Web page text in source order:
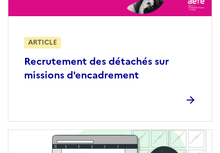
Recrutement des détachés sur
missions d'encadrement
ARTICLE